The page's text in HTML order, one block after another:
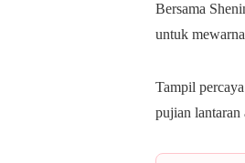
Bersama
untuk
Tampil
pujian lantaran